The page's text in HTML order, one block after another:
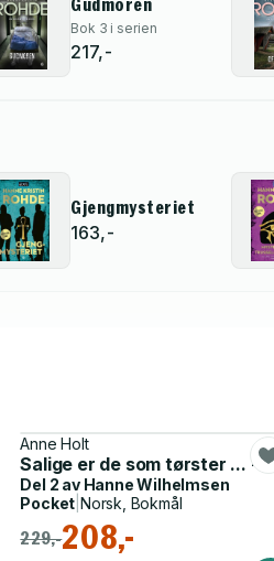
Gudmoren
Bok 3 i serien
217,-
Gjengmysteriet
163,-
Anne Holt
Salige er de som tørster ... -
Del 2 av Hanne Wilhelmsen
Pocket Norsk, Bokmål
229,-208,-